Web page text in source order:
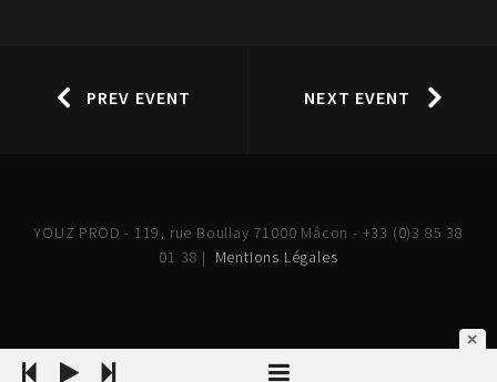
PREV EVENT NEXT EVENT
YOUZ PROD - 119, rue Boullay 71000 Mâcon - +33 (0)3 85 38
01 38 | Mentions Légales